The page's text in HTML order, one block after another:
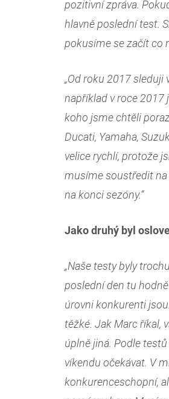
pozitivní zpráva.
hlavně poslední test.
pokusíme se začít co
„Od roku 2017
například v roce 2017
koho jsme chtěli
Ducati, Yamaha,
velice rychlí, protože
musíme soustředit na
na konci sezóny.“
Jako druhý byl
„Naše testy byly
poslední den tu
úrovni konkurenti
těžké. Jak Marc říkal,
úplně jiná. Podle
víkendu očekávat. V
konkurenceschopní,